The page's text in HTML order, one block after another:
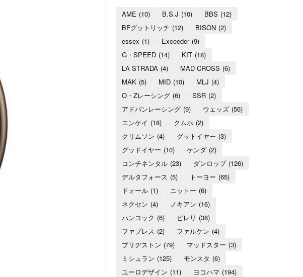
AME (10) B.S.J (10) BBS (12)
BFグットリッチ (12) BISON (2)
essex (1) Exceeder (9)
G・SPEED (14) KIT (18)
LA STRADA (4) MAD CROSS (6)
MAK (5) MID (10) MLJ (4)
O・Zレーシング (6) SSR (2)
アドバンレーシング (9) ウェッズ (56)
エンケイ (18) クムホ (2)
クリムソン (4) グットイヤー (3)
グッドイヤー (10) ケンダ (2)
コンチネンタル (23) ダンロップ (126)
デルタフォース (5) トーヨー (65)
ドォール (1) ニットー (6)
ネクセン (4) ノキアン (16)
ハンコック (6) ピレリ (38)
ファブレス (2) ファルケン (4)
ブリヂストン (79) マッドスター (3)
ミシュラン (125) モンスタ (6)
ユーロデザイン (11) ヨコハマ (194)